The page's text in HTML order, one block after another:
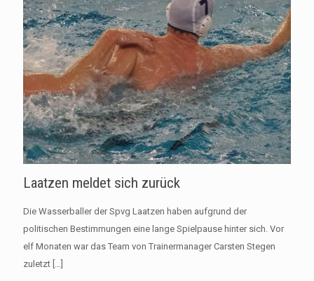
Laatzen meldet sich zurück
Die Wasserballer der Spvg Laatzen haben aufgrund der
politischen Bestimmungen eine lange Spielpause hinter sich. Vor
elf Monaten war das Team von Trainermanager Carsten Stegen
zuletzt